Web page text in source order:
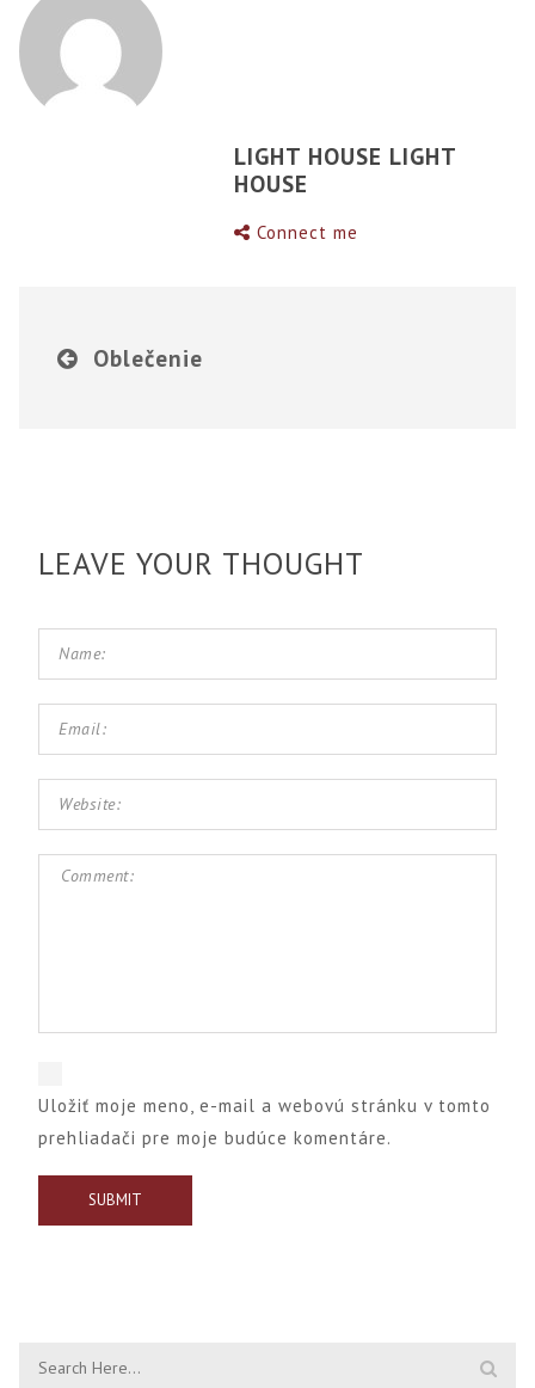
LIGHT HOUSE LIGHT
HOUSE
Connect me
Oblečenie
LEAVE YOUR THOUGHT
Uložiť moje meno, e-mail a webovú stránku v tomto
prehliadači pre moje budúce komentáre.